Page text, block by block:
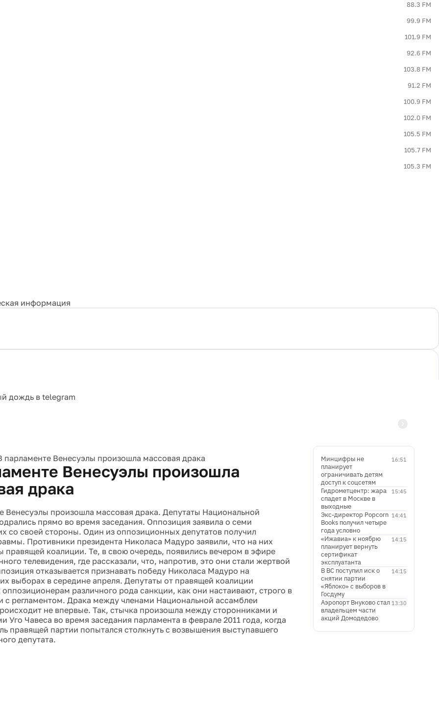
88.3 FM
99.9 FM
101.9 FM
92.6 FM
103.8 FM
91.2 FM
100.9 FM
102.0 FM
105.5 FM
105.7 FM
105.3 FM
информация
парламенте Венесуэлы произошла массовая драка
Венесуэлы произошла
драка
Венесуэлы произошла массовая драка. Депутаты Национальной
прямо во время заседания. Оппозиция заявила о семи
со своей стороны. Один из оппозиционных депутатов получил
Противники президента Николаса Мадуро заявили, что на них
правящей коалиции. Те, в свою очередь, появились вечером в эфире
телевидения, где рассказали, что, напротив, это они стали жертвой
отказывается признавать победу Николаса Мадуро на
выборах в середине апреля. Депутаты от правящей коалиции
различного рода санкции, как они настаивают, строго в
с регламентом. Драка между членами Национальной ассамблеи
не впервые. Так, стычка произошла между сторонниками и
Уго Чавеса во время заседания парламента в феврале 2011 года, когда
правящей партии попытался столкнуть с возвышения выступавшего
депутата.
16:51
Минцифры не
планирует
ограничивать детям
доступ к соцсетям
15:45
Гидрометцентр: жара
спадет в Москве в
выходные
14:41
Экс-директор Popcorn
Books получил четыре
года условно
14:15
«Ижавиа» к ноябрю
планирует вернуть
сертификат
эксплуатанта
14:15
В ВС поступил иск о
снятии партии
«Яблоко» с выборов в
Госдуму
13:30
Аэропорт Внуково стал
владельцем части
акций Домодедово